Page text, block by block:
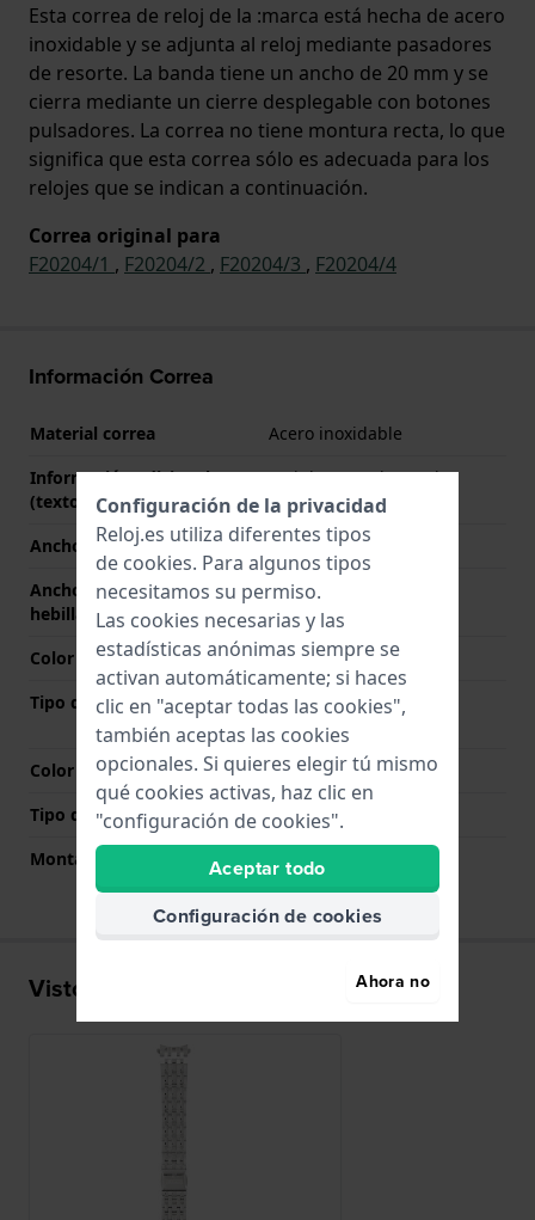
Esta correa de reloj de la :marca está hecha de acero
inoxidable y se adjunta al reloj mediante pasadores
de resorte. La banda tiene un ancho de 20 mm y se
cierra mediante un cierre desplegable con botones
pulsadores. La correa no tiene montura recta, lo que
significa que esta correa sólo es adecuada para los
relojes que se indican a continuación.
Correa original para
F20204/1 , F20204/2 , F20204/3 , F20204/4
Información Correa
Material correa
Acero inoxidable
Información adicional
(texto libre)
Stainless Steel Bracelet
Ancho de correa
20 mm
Ancho de correa en la
hebilla
18 mm
Color de correa
Plateado
Tipo de cierre
Cierre desplegable con
botones pulsadores
Color del cierre
Plateado
Tipo de montaje
Pasadores de resorte
Montaje Recto
No
Visto recientemente
Configuración de la privacidad
Reloj.es utiliza diferentes tipos
de cookies. Para algunos tipos
necesitamos su permiso.
Las cookies necesarias y las
estadísticas anónimas siempre se
activan automáticamente; si haces
clic en "aceptar todas las cookies",
también aceptas las cookies
opcionales. Si quieres elegir tú mismo
qué cookies activas, haz clic en
"configuración de cookies".
Aceptar todo
Configuración de cookies
Ahora no